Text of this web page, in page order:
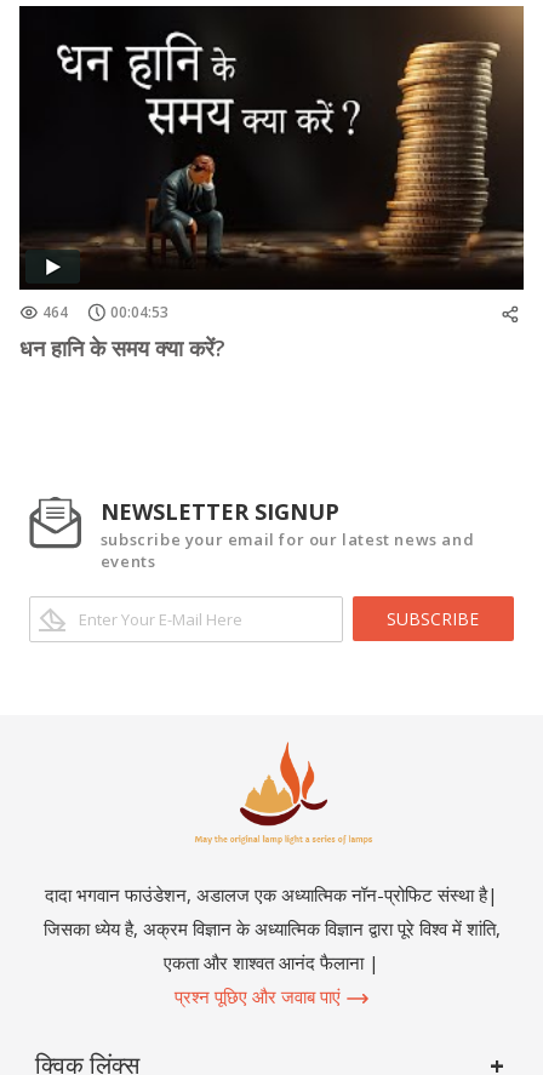
464 00:04:53
धन हानि के समय क्या करें?
NEWSLETTER SIGNUP
subscribe your email for our latest news and
events
SUBSCRIBE
दादा भगवान फाउंडेशन, अडालज एक अध्यात्मिक नॉन-प्रोफिट संस्था है|
जिसका ध्येय है, अक्रम विज्ञान के अध्यात्मिक विज्ञान द्वारा पूरे विश्व में शांति,
एकता और शाश्वत आनंद फैलाना |
प्रश्न पूछिए और जवाब पाएं
क्विक लिंक्स